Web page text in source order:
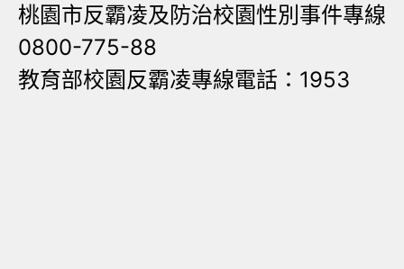
桃園市反霸凌及防治校園性別事件專線
0800-775-88
教育部校園反霸凌專線電話：1953